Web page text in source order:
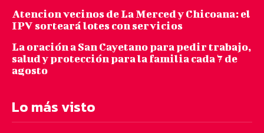
Atencion vecinos de La Merced y Chicoana: el
IPV sorteará lotes con servicios
La oración a San Cayetano para pedir trabajo,
salud y protección para la familia cada 7 de
agosto
Lo más visto